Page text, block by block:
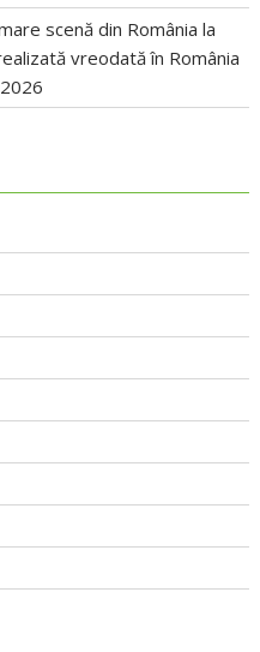
scenă din România la
vreodată în România